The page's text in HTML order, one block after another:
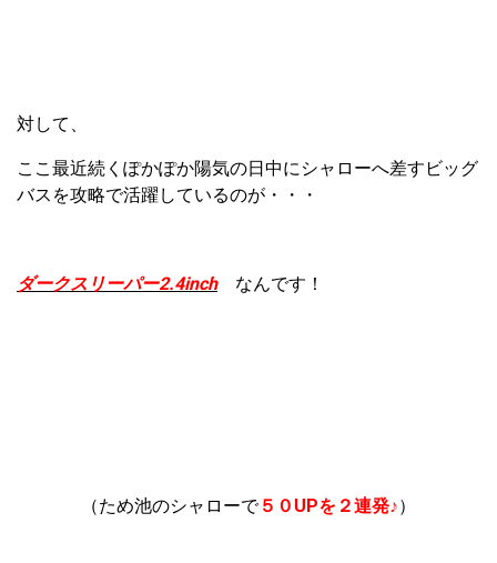
対して、
ここ最近続くぽかぽか陽気の日中にシャローへ差すビッグ
バスを攻略で活躍しているのが・・・
ダークスリーパー2.4inchなんです！
（ため池のシャローで５０UPを２連発♪）